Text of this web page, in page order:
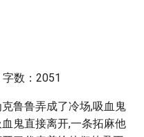
数：2051
鲁鲁弄成了冷场,吸血鬼
鬼直接离开,一条拓麻他